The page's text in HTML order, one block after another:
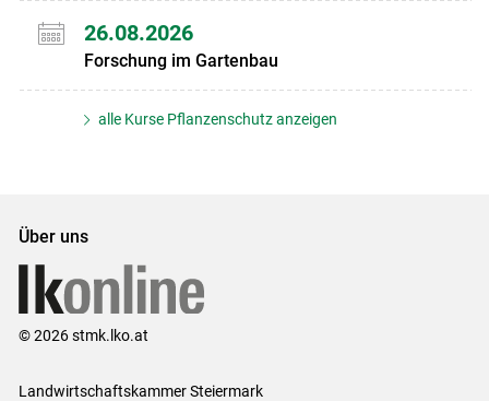
26.08.2026
Forschung im Gartenbau
alle Kurse Pflanzenschutz anzeigen
Über uns
© 2026 stmk.lko.at
Landwirtschaftskammer Steiermark